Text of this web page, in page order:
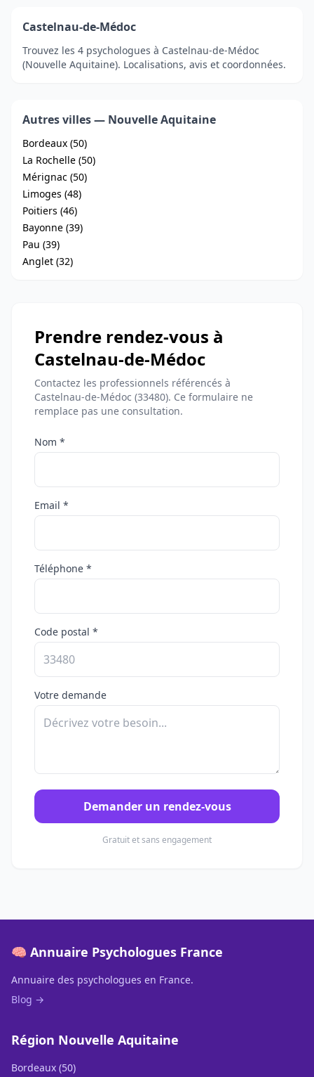
Castelnau-de-Médoc
Trouvez les 4 psychologues à Castelnau-de-Médoc
(Nouvelle Aquitaine). Localisations, avis et coordonnées.
Autres villes — Nouvelle Aquitaine
Bordeaux (50)
La Rochelle (50)
Mérignac (50)
Limoges (48)
Poitiers (46)
Bayonne (39)
Pau (39)
Anglet (32)
Prendre rendez-vous à
Castelnau-de-Médoc
Contactez les professionnels référencés à
Castelnau-de-Médoc (33480). Ce formulaire ne
remplace pas une consultation.
Nom *
Email *
Téléphone *
Code postal *
Votre demande
Demander un rendez-vous
Gratuit et sans engagement
🧠 Annuaire Psychologues France
Annuaire des psychologues en France.
Blog →
Région Nouvelle Aquitaine
Bordeaux (50)